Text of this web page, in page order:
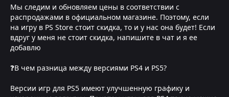
Мы следим и обновляем цены в соответствии с
распродажами в официальном магазине. Поэтому, если
на игру в PS Store стоит скидка, то и у нас она будет! Если
вдруг у меня не стоит скидка, напишите в чат и я ее
добавлю
❓В чем разница между версиями PS4 и PS5?
Версии игр для PS5 имеют улучшенную графику и